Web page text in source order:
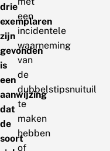
drie
exemplaren
zijn
gevonden
is
een
aanwijzing
dat
de
soort
een
incidentele
waarneming
van
de
dubbelstipsnuituil
te
maken
hebben
of